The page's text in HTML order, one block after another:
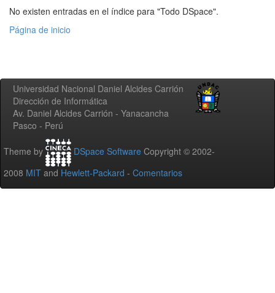
No existen entradas en el índice para "Todo DSpace".
Página de inicio
Universidad Nacional Daniel Alcides Carrión
Dirección de Informática
Av. Daniel Alcides Carrión - Yanacancha
Pasco - Perú
Theme by DSpace Software Copyright © 2002-
2008 MIT and Hewlett-Packard - Comentarios